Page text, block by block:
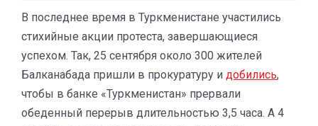
В последнее время в Туркменистане участились
стихийные акции протеста, завершающиеся
успехом. Так, 25 сентября около 300 жителей
Балканабада пришли в прокуратуру и добились,
чтобы в банке «Туркменистан» прервали
обеденный перерыв длительностью 3,5 часа. А 4